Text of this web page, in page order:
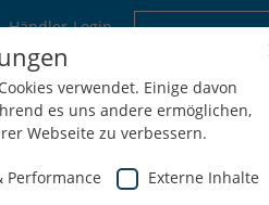
Händler-Login
Schweiz
verwendet. Einige davon
es uns andere ermöglichen,
Webseite zu verbessern.
Performance Externe Inhalte